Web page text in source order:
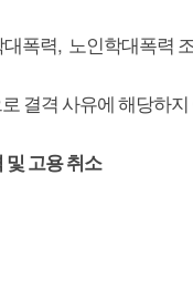
대폭력, 노인학대폭력
결격 사유에 해당하지
및 고용 취소